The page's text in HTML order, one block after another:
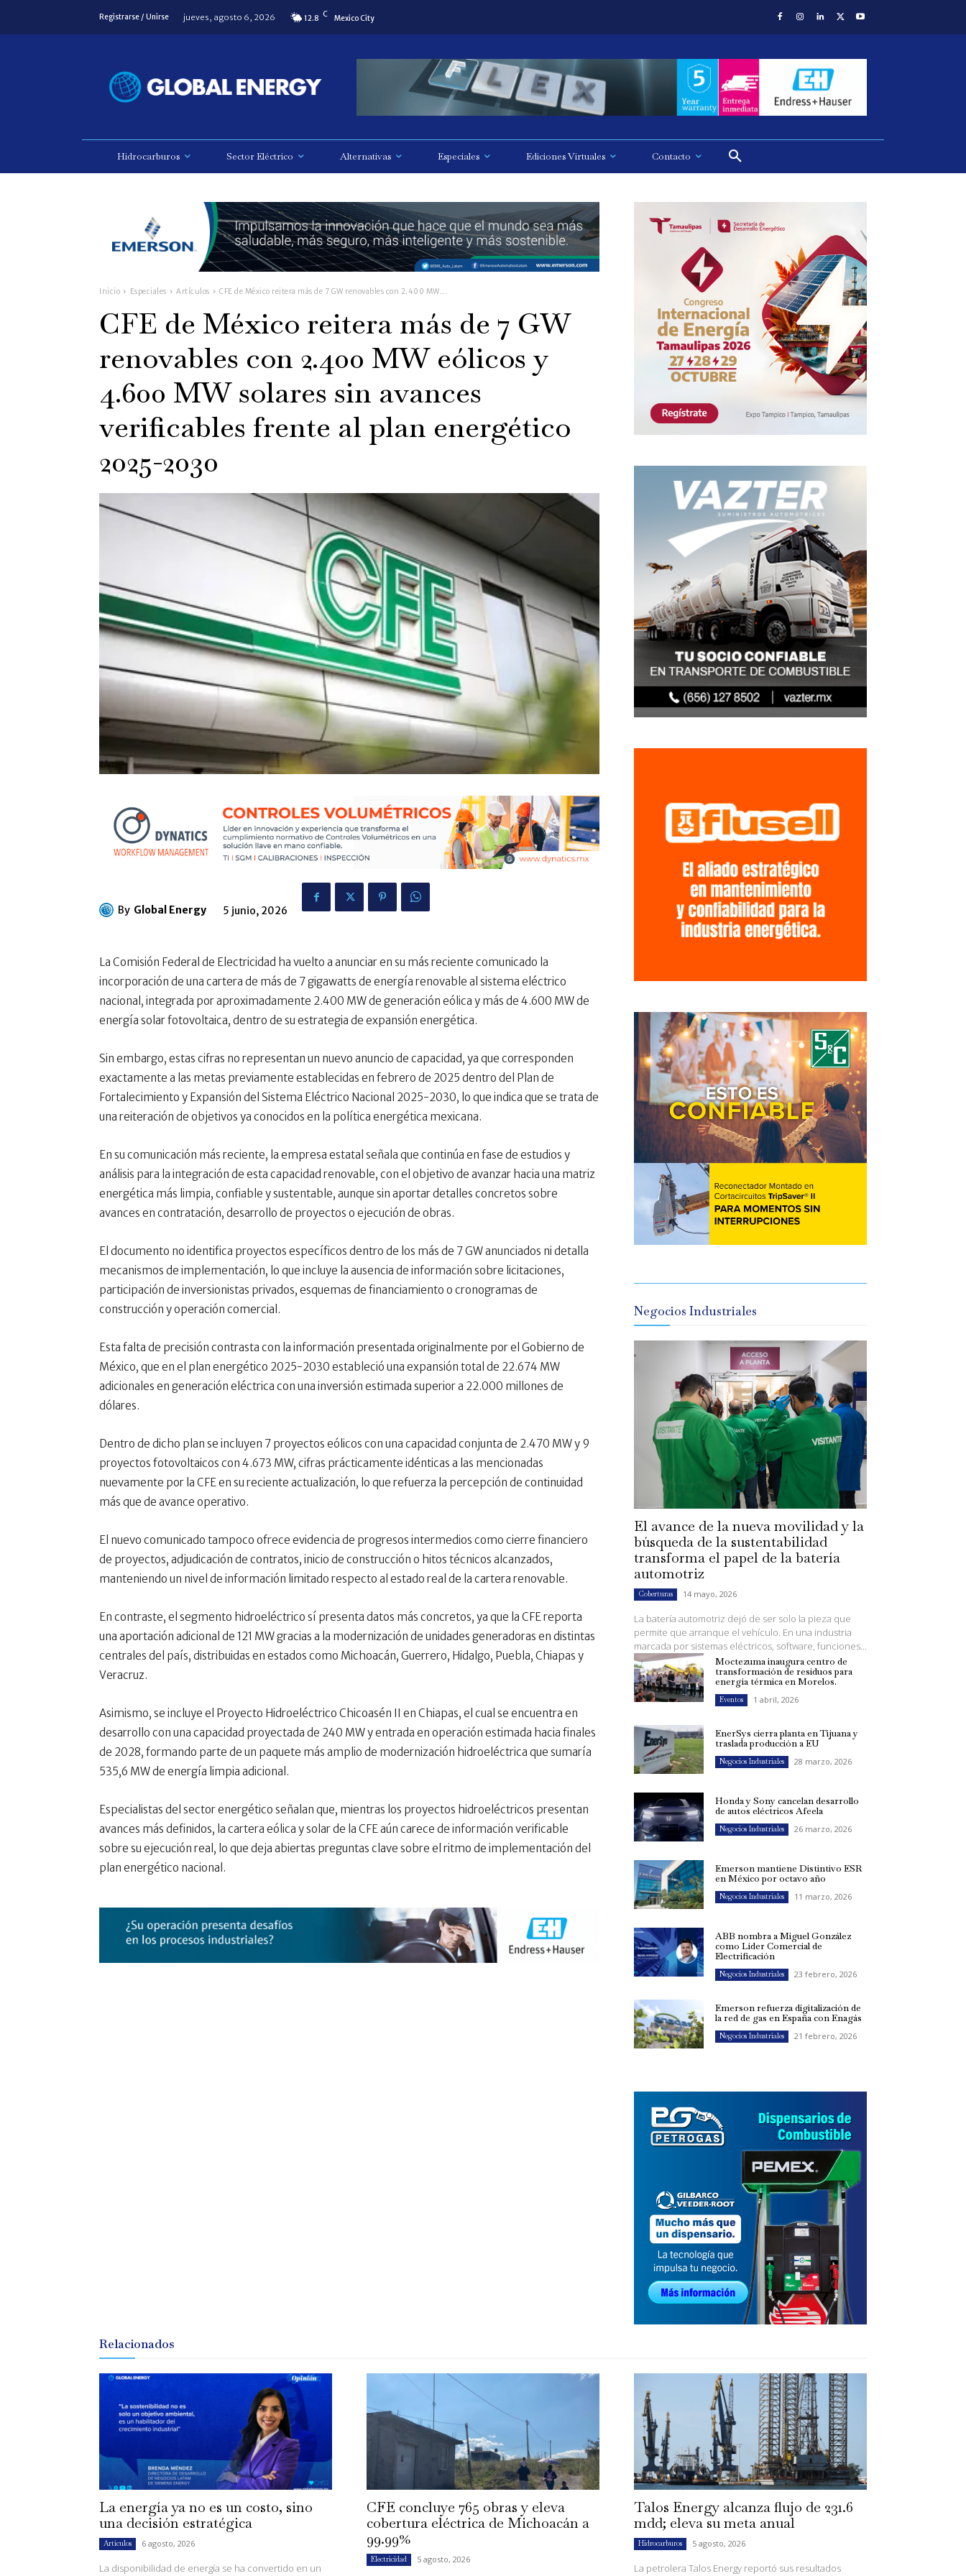
Registrarse / Unirse jueves, agosto 6, 2026 12.8 C Mexico City
Hidrocarburos Sector Eléctrico Alternativas Especiales Ediciones Virtuales Contacto
Inicio Especiales Artículos CFE de México reitera más de 7 GW renovables con 2.400 MW...
CFE de México reitera más de 7 GW
renovables con 2.400 MW eólicos y
4.600 MW solares sin avances
verificables frente al plan energético
2025-2030
By Global Energy 5 junio, 2026
La Comisión Federal de Electricidad ha vuelto a anunciar en su más reciente comunicado la
incorporación de una cartera de más de 7 gigawatts de energía renovable al sistema eléctrico
nacional, integrada por aproximadamente 2.400 MW de generación eólica y más de 4.600 MW de
energía solar fotovoltaica, dentro de su estrategia de expansión energética.
Sin embargo, estas cifras no representan un nuevo anuncio de capacidad, ya que corresponden
exactamente a las metas previamente establecidas en febrero de 2025 dentro del Plan de
Fortalecimiento y Expansión del Sistema Eléctrico Nacional 2025-2030, lo que indica que se trata de
una reiteración de objetivos ya conocidos en la política energética mexicana.
En su comunicación más reciente, la empresa estatal señala que continúa en fase de estudios y
análisis para la integración de esta capacidad renovable, con el objetivo de avanzar hacia una matriz
energética más limpia, confiable y sustentable, aunque sin aportar detalles concretos sobre
avances en contratación, desarrollo de proyectos o ejecución de obras.
El documento no identifica proyectos específicos dentro de los más de 7 GW anunciados ni detalla
mecanismos de implementación, lo que incluye la ausencia de información sobre licitaciones,
participación de inversionistas privados, esquemas de financiamiento o cronogramas de
construcción y operación comercial.
Esta falta de precisión contrasta con la información presentada originalmente por el Gobierno de
México, que en el plan energético 2025-2030 estableció una expansión total de 22.674 MW
adicionales en generación eléctrica con una inversión estimada superior a 22.000 millones de
dólares.
Dentro de dicho plan se incluyen 7 proyectos eólicos con una capacidad conjunta de 2.470 MW y 9
proyectos fotovoltaicos con 4.673 MW, cifras prácticamente idénticas a las mencionadas
nuevamente por la CFE en su reciente actualización, lo que refuerza la percepción de continuidad
más que de avance operativo.
El nuevo comunicado tampoco ofrece evidencia de progresos intermedios como cierre financiero
de proyectos, adjudicación de contratos, inicio de construcción o hitos técnicos alcanzados,
manteniendo un nivel de información limitado respecto al estado real de la cartera renovable.
En contraste, el segmento hidroeléctrico sí presenta datos más concretos, ya que la CFE reporta
una aportación adicional de 121 MW gracias a la modernización de unidades generadoras en distintas
centrales del país, distribuidas en estados como Michoacán, Guerrero, Hidalgo, Puebla, Chiapas y
Veracruz.
Asimismo, se incluye el Proyecto Hidroeléctrico Chicoasén II en Chiapas, el cual se encuentra en
desarrollo con una capacidad proyectada de 240 MW y entrada en operación estimada hacia finales
de 2028, formando parte de un paquete más amplio de modernización hidroeléctrica que sumaría
535,6 MW de energía limpia adicional.
Especialistas del sector energético señalan que, mientras los proyectos hidroeléctricos presentan
avances más definidos, la cartera eólica y solar de la CFE aún carece de información verificable
sobre su ejecución real, lo que deja abiertas preguntas clave sobre el ritmo de implementación del
plan energético nacional.
Negocios Industriales
El avance de la nueva movilidad y la
búsqueda de la sustentabilidad
transforma el papel de la batería
automotriz
Coberturas 14 mayo, 2026
La batería automotriz dejó de ser solo la pieza que
permite que arranque el vehículo. En una industria
marcada por sistemas eléctricos, software, funciones...
Moctezuma inaugura centro de
transformación de residuos para
energía térmica en Morelos.
Eventos 1 abril, 2026
EnerSys cierra planta en Tijuana y
traslada producción a EU
Negocios Industriales 28 marzo, 2026
Honda y Sony cancelan desarrollo
de autos eléctricos Afeela
Negocios Industriales 26 marzo, 2026
Emerson mantiene Distintivo ESR
en México por octavo año
Negocios Industriales 11 marzo, 2026
ABB nombra a Miguel González
como Líder Comercial de
Electrificación
Negocios Industriales 23 febrero, 2026
Emerson refuerza digitalización de
la red de gas en España con Enagás
Negocios Industriales 21 febrero, 2026
Relacionados
La energía ya no es un costo, sino
una decisión estratégica
Artículos 6 agosto, 2026
La disponibilidad de energía se ha convertido en un
CFE concluye 765 obras y eleva
cobertura eléctrica de Michoacán a
99.99%
Electricidad 5 agosto, 2026
Talos Energy alcanza flujo de 231.6
mdd; eleva su meta anual
Hidrocarburos 5 agosto, 2026
La petrolera Talos Energy reportó sus resultados